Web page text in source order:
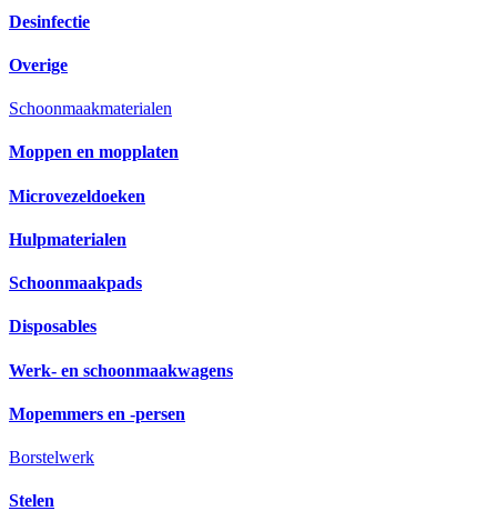
Desinfectie
Overige
Schoonmaakmaterialen
Moppen en mopplaten
Microvezeldoeken
Hulpmaterialen
Schoonmaakpads
Disposables
Werk- en schoonmaakwagens
Mopemmers en -persen
Borstelwerk
Stelen